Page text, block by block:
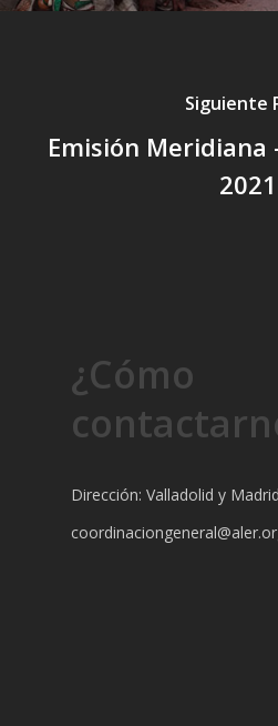
Siguiente
Emisión Meridiana
2021
¿Cómo
Dirección: Valladolid y